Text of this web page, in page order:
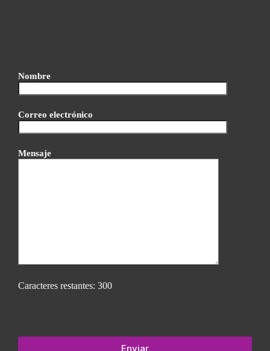
Nombre
Correo electrónico
Mensaje
Caracteres restantes: 300